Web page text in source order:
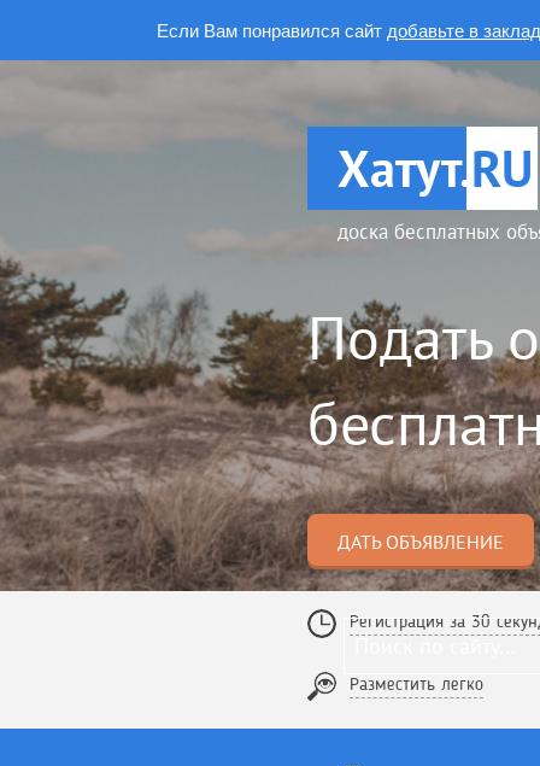
Если Вам понравился сайт добавьте в
Хатут.RU
доска бесплатных
Подать
ДАТЬ ОБЪЯВЛЕНИЕ
Регистрация за 30
Разместить легко